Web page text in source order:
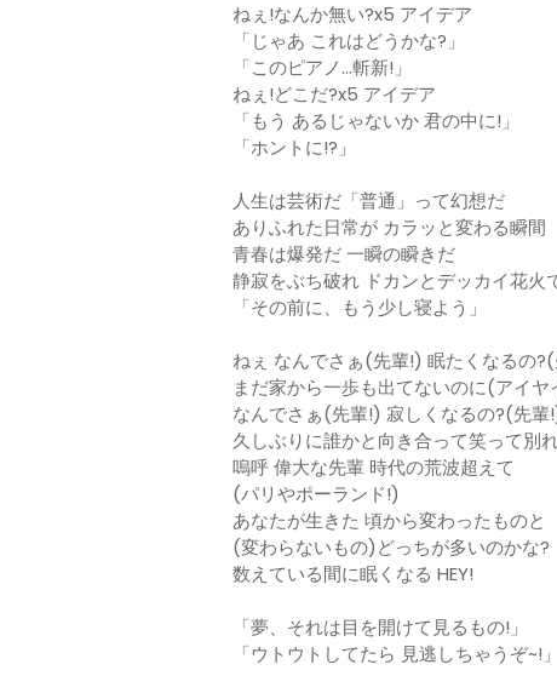
ねぇ!なんか無い?x5 アイデア
「じゃあ これはどうかな?」
「このピアノ…斬新!」
ねぇ!どこだ?x5 アイデア
「もう あるじゃないか 君の中に!」
「ホントに!?」
人生は芸術だ「普通」って幻想だ
ありふれた日常が カラッと変わる瞬間
青春は爆発だ 一瞬の瞬きだ
静寂をぶち破れ ドカンとデッカイ花火
「その前に、もう少し寝よう」
ねぇ なんでさぁ(先輩!) 眠たくなるの
まだ家から一歩も出てないのに(アイヤ
なんでさぁ(先輩!) 寂しくなるの?(先輩
久しぶりに誰かと向き合って笑って別
嗚呼 偉大な先輩 時代の荒波超えて
(パリやポーランド!)
あなたが生きた 頃から変わったものと
(変わらないもの)どっちが多いのかな?
数えている間に眠くなる HEY!
「夢、それは目を開けて見るもの!」
「ウトウトしてたら 見逃しちゃうぞ~!」